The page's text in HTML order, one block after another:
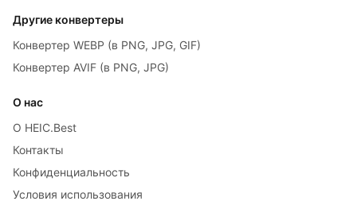
Другие конвертеры
Конвертер WEBP (в PNG, JPG, GIF)
Конвертер AVIF (в PNG, JPG)
О нас
О HEIC.Best
Контакты
Конфиденциальность
Условия использования